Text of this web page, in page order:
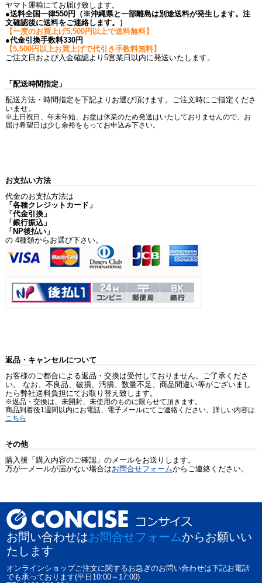
ヤマト運輸にてお届け致します。
●送料全国一律550円（※沖縄県と一部離島は別途送料が発生します。注
文確認後に送料をご連絡します。）
【一度のお買上げ5,500円以上で送料無料】
●代金引換手数料330円
【5,500円以上お買上げで代引き手数料無料】
ご注文日および入金確認より5営業日以内に発送いたします。
「配送時間指定」
配送方法・時間指定を下記よりお選び頂けます。ご注文時にご指定くださ
いませ。
※土日祝日、年末年始、お盆は休業のため発送はいたしておりませんので、お
届け希望日は少し余裕をもってお申込み下さい。
お支払い方法
代金のお支払方法は
「各種クレジットカード」
「代金引換」
「銀行振込」
「NP後払い」
の 4種類からお選び下さい。
返品・キャンセルについて
お客様のご都合による返品・交換は受付しておりません。ご了承くださ
い。 なお、不良品、破損、汚損、数量不足、商品間違い等がございまし
たら弊社送料負担にてお取り替え致します。
※返品・交換は、未開封、未使用のものに限らせて頂きます。
商品到着後1週間以内にお電話、電子メールにてご連絡ください。詳しい内容は
こちら
その他
購入後「購入内容のご確認」のメールをお送りします。
万が一メールが届かない場合はお問合せフォームからご連絡ください。
お問い合わせはお問合せフォームからお願いい
たします
オンラインショップご注文に関するお急ぎのお問い合わせは下記お電話
でも承っております(平日10:00～17:00)